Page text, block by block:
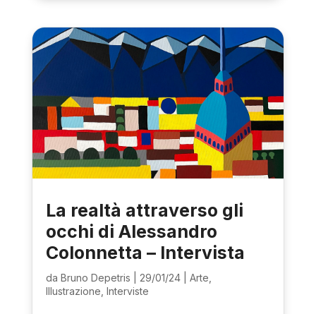
La realtà attraverso gli
occhi di Alessandro
Colonnetta – Intervista
da Bruno Depetris 29/01/24| Arte,
Illustrazione, Interviste